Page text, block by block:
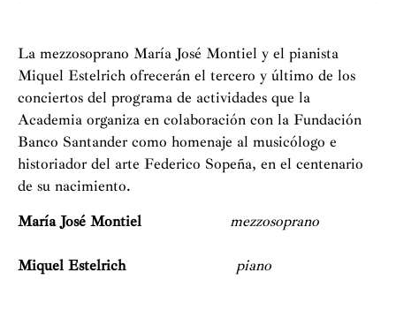
La mezzosoprano María José Montiel y el pianista
Miquel Estelrich ofrecerán el tercero y último de los
conciertos del programa de actividades que la
Academia organiza en colaboración con la Fundación
Banco Santander como homenaje al musicólogo e
historiador del arte Federico Sopeña, en el centenario
de su nacimiento.
María José Montiel
mezzosoprano
Miquel Estelrich piano